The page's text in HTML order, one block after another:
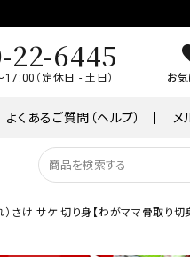
22-6445
（定休日 - 土日） お気
よくあるご質問（ヘルプ） メ
け サケ 切り身【わがママ骨取り切